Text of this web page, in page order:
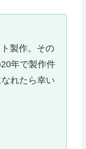
製作。その
年で製作件
れたら幸い